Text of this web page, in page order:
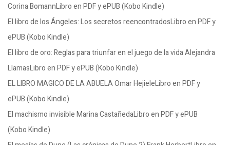
Corina BomannLibro en PDF y ePUB (Kobo Kindle)
El libro de los Ángeles: Los secretos reencontradosLibro en PDF y
ePUB (Kobo Kindle)
El libro de oro: Reglas para triunfar en el juego de la vida Alejandra
LlamasLibro en PDF y ePUB (Kobo Kindle)
EL LIBRO MAGICO DE LA ABUELA Omar HejieleLibro en PDF y
ePUB (Kobo Kindle)
El machismo invisible Marina CastañedaLibro en PDF y ePUB
(Kobo Kindle)